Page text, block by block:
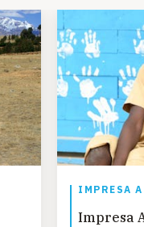
IMPRESA
Impresa